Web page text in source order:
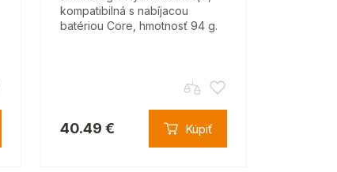
kompatibilná s nabíjacou
batériou Core, hmotnosť 94 g.
40.49 € Kúpiť